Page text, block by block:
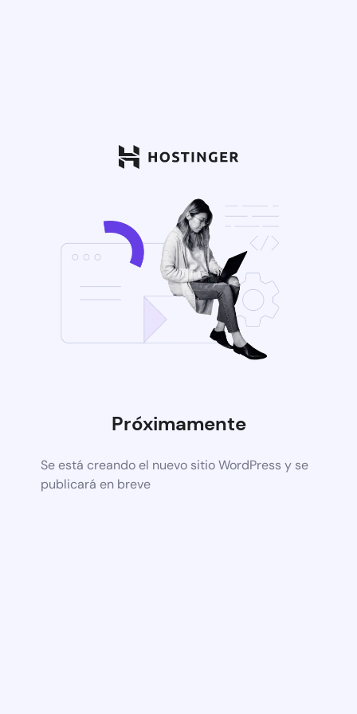
Próximamente
Se está creando el nuevo sitio WordPress y se
publicará en breve